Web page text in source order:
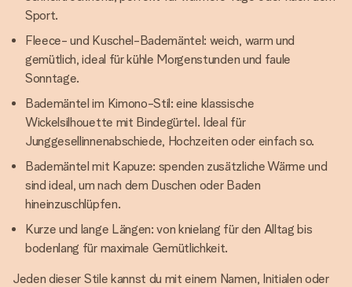
Sport.
Fleece- und Kuschel-Bademäntel: weich, warm und
gemütlich, ideal für kühle Morgenstunden und faule
Sonntage.
Bademäntel im Kimono-Stil: eine klassische
Wickelsilhouette mit Bindegürtel. Ideal für
Junggesellinnenabschiede, Hochzeiten oder einfach so.
Bademäntel mit Kapuze: spenden zusätzliche Wärme und
sind ideal, um nach dem Duschen oder Baden
hineinzuschlüpfen.
Kurze und lange Längen: von knielang für den Alltag bis
bodenlang für maximale Gemütlichkeit.
Jeden dieser Stile kannst du mit einem Namen, Initialen oder